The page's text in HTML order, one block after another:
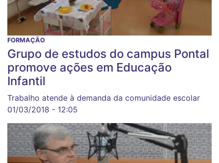
FORMAÇÃO
Grupo de estudos do campus Pontal
promove ações em Educação
Infantil
Trabalho atende à demanda da comunidade escolar
01/03/2018 - 12:05